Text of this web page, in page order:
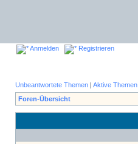
Anmelden Registrieren
Unbeantwortete Themen | Aktive Themen
Foren-Übersicht